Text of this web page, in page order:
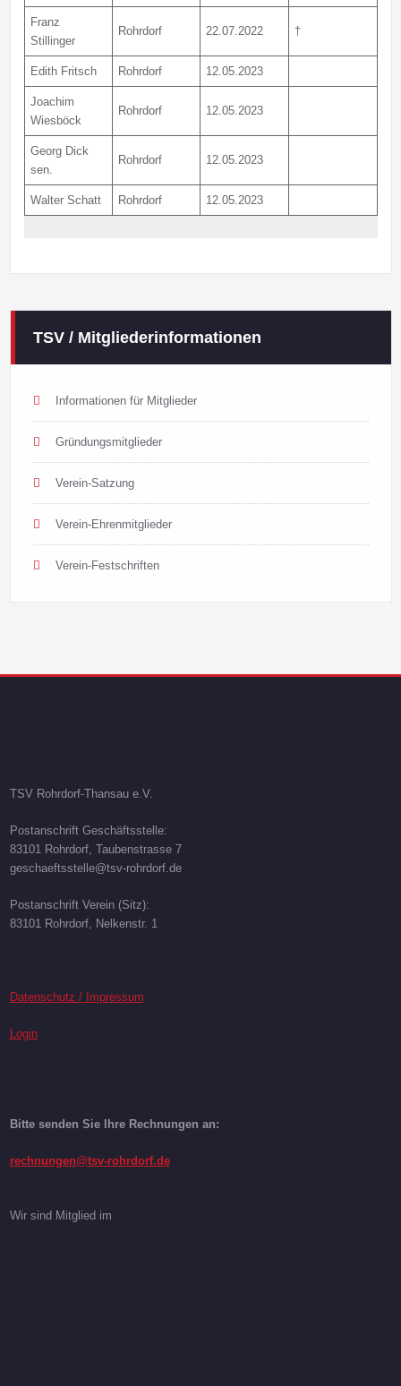
Franz
Stillinger
Rohrdorf 22.07.2022 †
Edith Fritsch Rohrdorf 12.05.2023
Joachim
Wiesböck
Rohrdorf 12.05.2023
Georg Dick
sen.
Rohrdorf 12.05.2023
Walter Schatt Rohrdorf 12.05.2023
TSV / Mitgliederinformationen
Informationen für Mitglieder
Gründungsmitglieder
Verein-Satzung
Verein-Ehrenmitglieder
Verein-Festschriften
TSV Rohrdorf-Thansau e.V.
Postanschrift Geschäftsstelle:
83101 Rohrdorf, Taubenstrasse 7
geschaeftsstelle@tsv-rohrdorf.de
Postanschrift Verein (Sitz):
83101 Rohrdorf, Nelkenstr. 1
Datenschutz / Impressum
Login
Bitte senden Sie Ihre Rechnungen an:
rechnungen@tsv-rohrdorf.de
Wir sind Mitglied im